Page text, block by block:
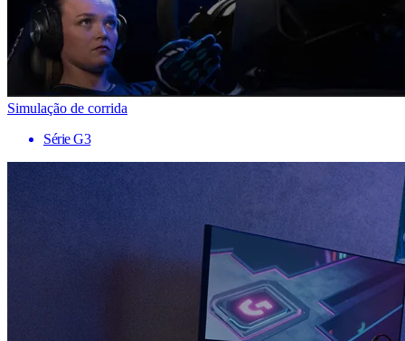
Simulação de corrida
Série G3